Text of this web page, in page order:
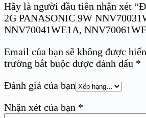
Hãy là người đầu tiên nhận xét
2G PANASONIC 9W
NNV70041WE1A,
Email của bạn sẽ không được
trường bắt buộc được đánh dấu *
Đánh giá của bạn
Nhận xét của bạn *